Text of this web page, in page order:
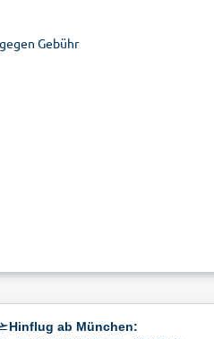
Gebühr
Hinflug ab München: